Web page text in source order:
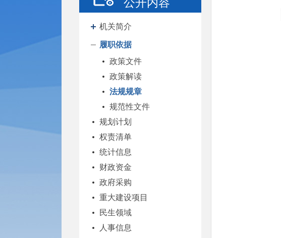
机关简介
履职依据
政策文件
政策解读
法规规章
规范性文件
规划计划
权责清单
统计信息
财政资金
政府采购
重大建设项目
民生领域
人事信息